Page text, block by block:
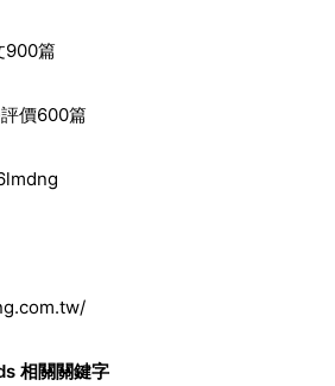
900篇
價600篇
相關關鍵字